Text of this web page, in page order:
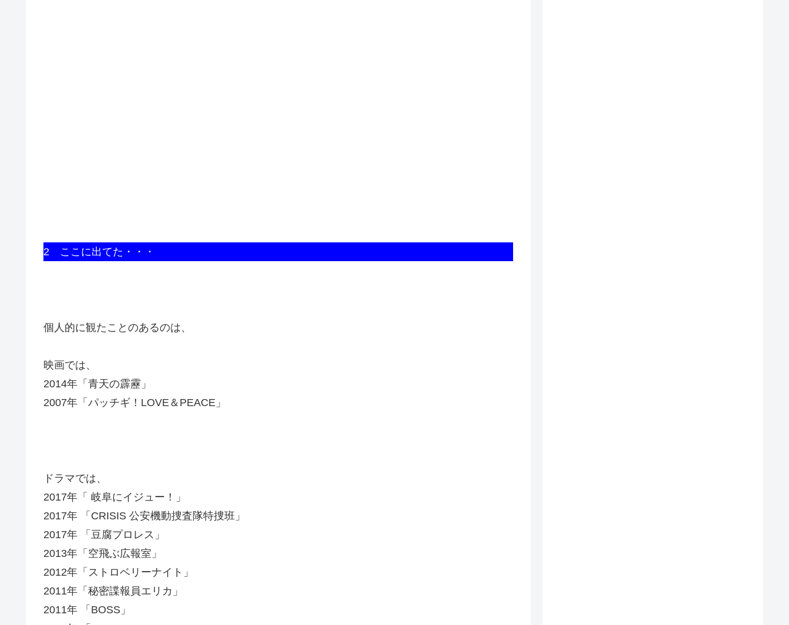
2 ここに出てた・・・
個人的に観たことのあるのは、
映画では、
2014年「青天の霹靂」
2007年「パッチギ！LOVE＆PEACE」
ドラマでは、
2017年「 岐阜にイジュー！」
2017年 「CRISIS 公安機動捜査隊特捜班」
2017年 「豆腐プロレス」
2013年「空飛ぶ広報室」
2012年「ストロベリーナイト」
2011年「秘密諜報員エリカ」
2011年 「BOSS」